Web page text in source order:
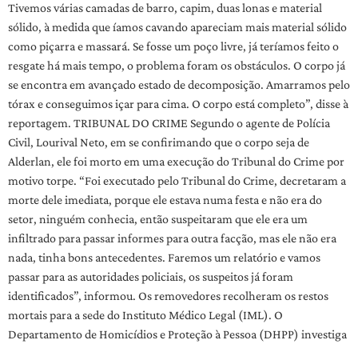
Tivemos várias camadas de barro, capim, duas lonas e material
sólido, à medida que íamos cavando apareciam mais material sólido
como piçarra e massará. Se fosse um poço livre, já teríamos feito o
resgate há mais tempo, o problema foram os obstáculos. O corpo já
se encontra em avançado estado de decomposição. Amarramos pelo
tórax e conseguimos içar para cima. O corpo está completo”, disse à
reportagem. TRIBUNAL DO CRIME Segundo o agente de Polícia
Civil, Lourival Neto, em se confirimando que o corpo seja de
Alderlan, ele foi morto em uma execução do Tribunal do Crime por
motivo torpe. “Foi executado pelo Tribunal do Crime, decretaram a
morte dele imediata, porque ele estava numa festa e não era do
setor, ninguém conhecia, então suspeitaram que ele era um
infiltrado para passar informes para outra facção, mas ele não era
nada, tinha bons antecedentes. Faremos um relatório e vamos
passar para as autoridades policiais, os suspeitos já foram
identificados”, informou. Os removedores recolheram os restos
mortais para a sede do Instituto Médico Legal (IML). O
Departamento de Homicídios e Proteção à Pessoa (DHPP) investiga